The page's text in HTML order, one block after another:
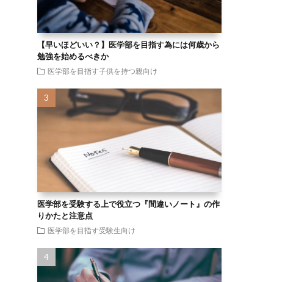
【早いほどいい？】医学部を目指す為には何歳から
勉強を始めるべきか
医学部を目指す子供を持つ親向け
医学部を受験する上で役立つ『間違いノート』の作
りかたと注意点
医学部を目指す受験生向け